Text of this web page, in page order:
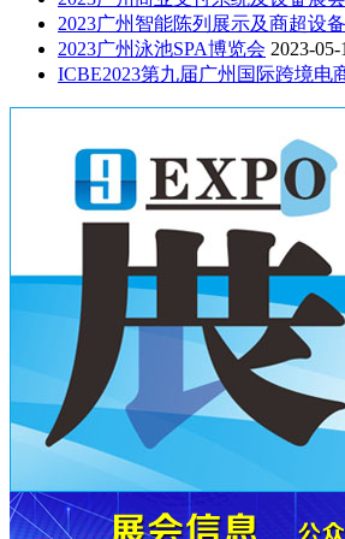
2023广州智能陈列展示及商超设
2023广州泳池SPA博览会 2023-05-
ICBE2023第九届广州国际跨境电